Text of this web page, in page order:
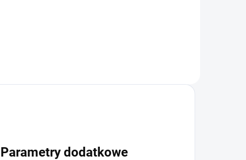
Parametry dodatkowe